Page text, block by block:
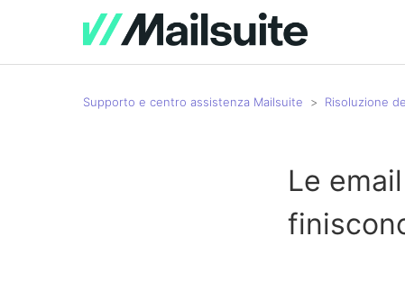
Supporto e centro assistenza Mailsuite Risoluzione
Le